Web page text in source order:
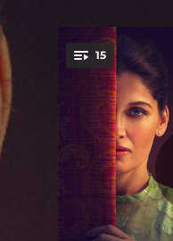
You're all
15